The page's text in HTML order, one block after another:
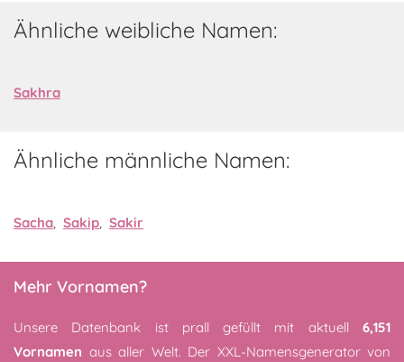
Ähnliche weibliche Namen:
Sakhra
Ähnliche männliche Namen:
Sacha, Sakip, Sakir
Mehr Vornamen?
Unsere Datenbank ist prall gefüllt mit aktuell 6,151
Vornamen aus aller Welt. Der XXL-Namensgenerator von